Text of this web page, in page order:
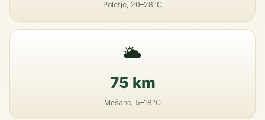
Poletje, 20–28°C
🌥️
75 km
Mešano, 5–18°C